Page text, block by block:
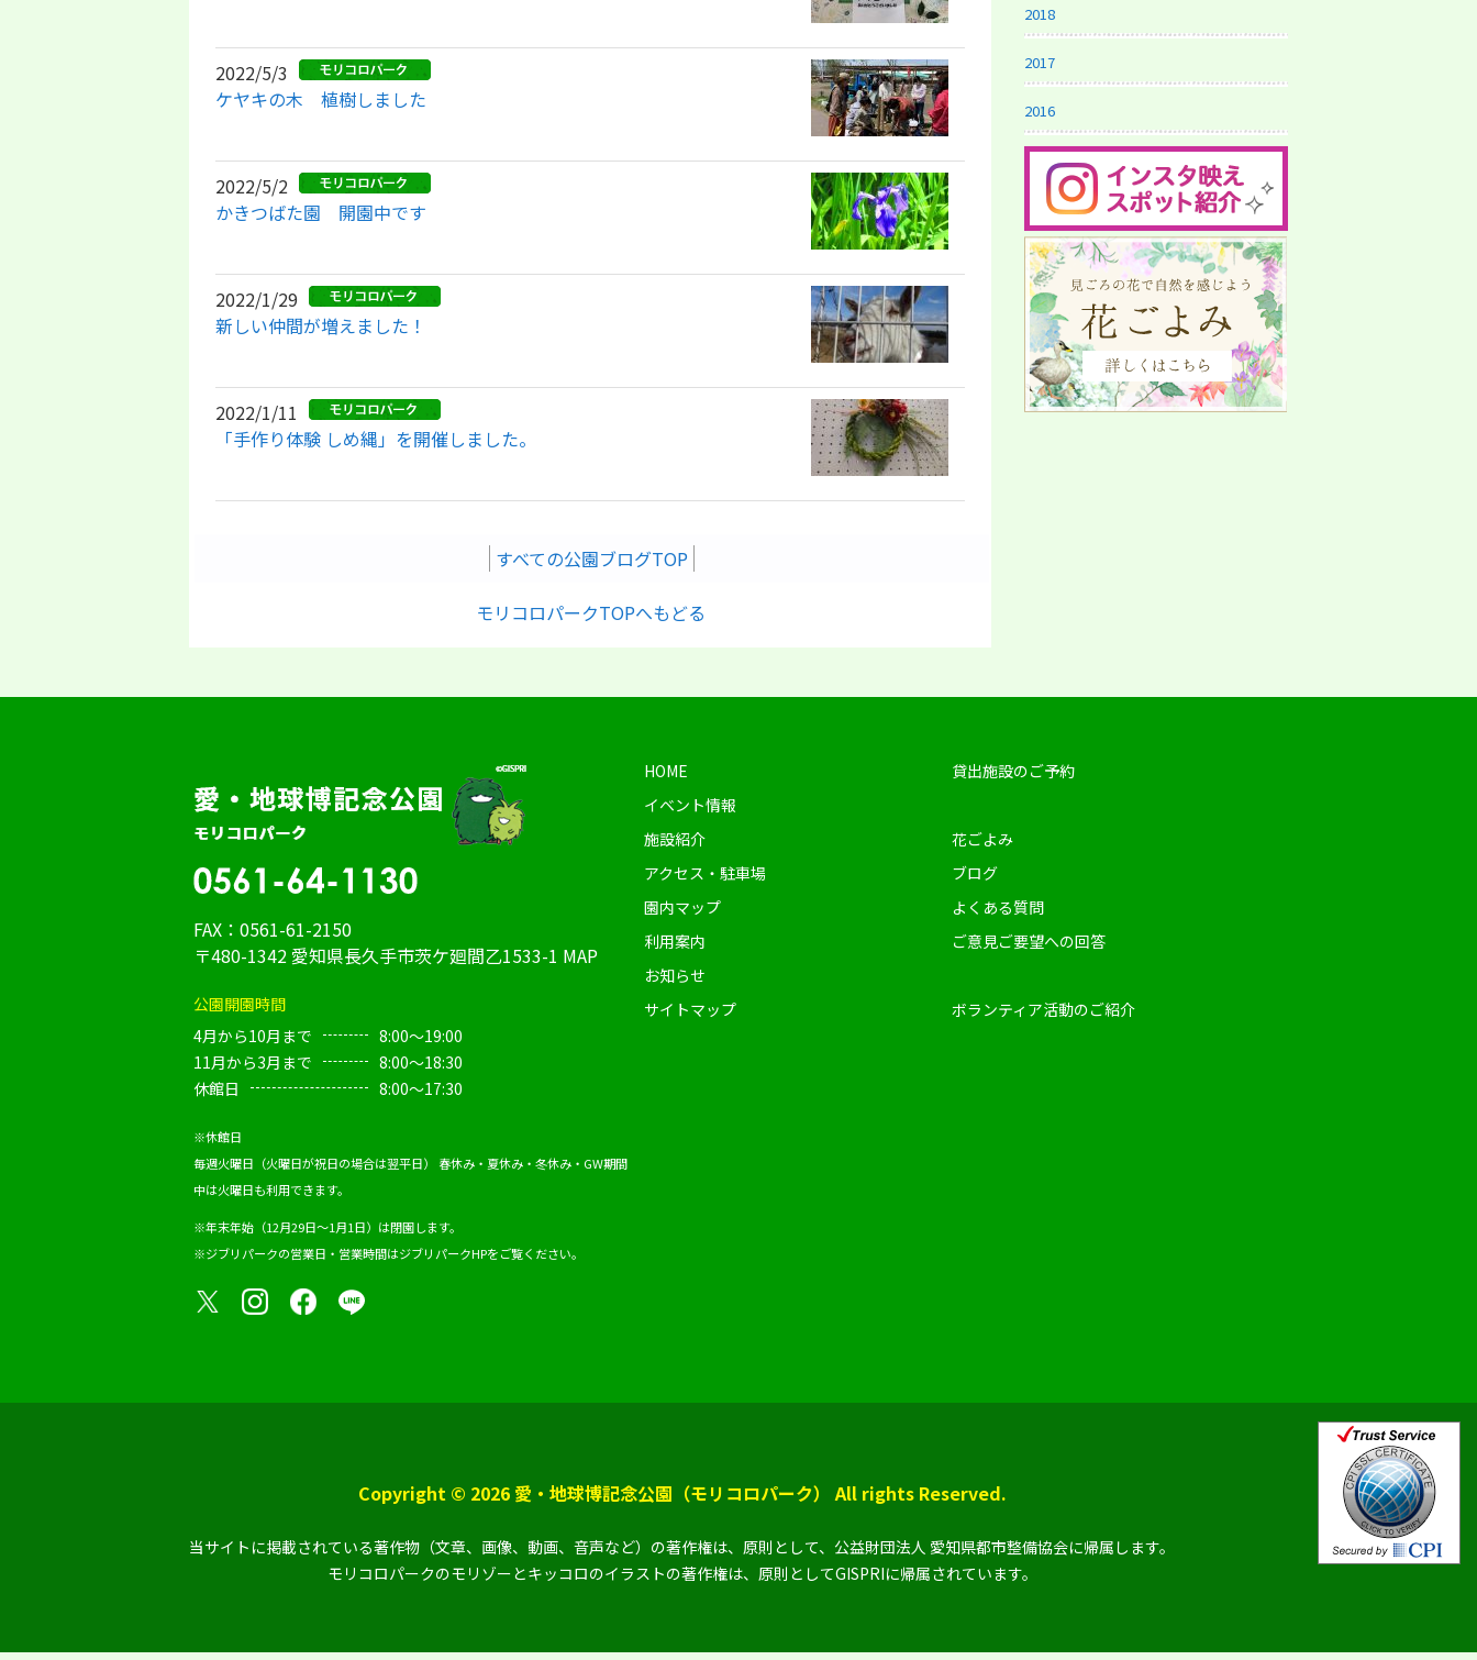
2022/5/3
ケヤキの木 植樹しました
2022/5/2
かきつばた園 開園中です
2022/1/29
新しい仲間が増えました！
2022/1/11
「手作り体験 しめ縄」を開催しました。
すべての公園ブログTOP
モリコロパークTOPへもどる
2018
2017
2016
FAX：0561-61-2150
〒480-1342 愛知県長久手市茨ケ廻間乙1533-1 MAP
公園開園時間
4月から10月まで
8:00～19:00
11月から3月まで
8:00～18:30
休館日
8:00～17:30
※休館日
毎週火曜日（火曜日が祝日の場合は翌平日）
春休み・夏休み・冬休み・GW期間
中は火曜日も利用できます。
※年末年始（12月29日～1月1日）は閉園します。
※ジブリパークの営業日・営業時間はジブリパークHPをご覧ください。
HOME
イベント情報
施設紹介
アクセス・駐車場
園内マップ
利用案内
お知らせ
サイトマップ
貸出施設のご予約
花ごよみ
ブログ
よくある質問
ご意見ご要望への回答
ボランティア活動のご紹介
Copyright © 2026 愛・地球博記念公園（モリコロパーク） All rights Reserved.
当サイトに掲載されている著作物（文章、画像、動画、音声など）の著作権は、原則として、公益財団法人 愛知県都市整備協会に帰属します。
モリコロパークのモリゾーとキッコロのイラストの著作権は、原則としてGISPRIに帰属されています。